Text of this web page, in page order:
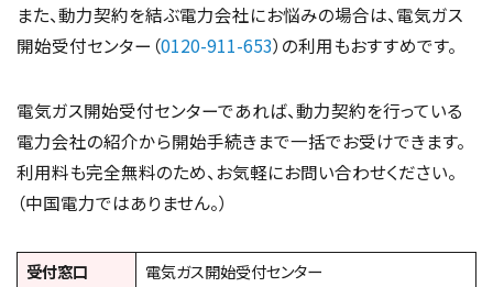
また、動力契約を結ぶ電力会社にお悩みの場合は、電気ガス
開始受付センター（0120-911-653）の利用もおすすめです。
電気ガス開始受付センターであれば、動力契約を行っている
電力会社の紹介から開始手続きまで一括でお受けできます。
利用料も完全無料のため、お気軽にお問い合わせください。
（中国電力ではありません。）
受付窓口 電気ガス開始受付センター